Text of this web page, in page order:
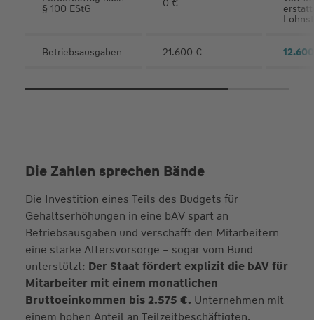
§ 100 EStG
0 €
Betriebsausgaben 21.600 €
Die Zahlen sprechen Bände
Die Investition eines Teils des Budgets für
Gehaltserhöhungen in eine bAV spart an
Betriebsausgaben und verschafft den Mitarbeitern
eine starke Altersvorsorge – sogar vom Bund
unterstützt: Der Staat fördert explizit die bAV für
Mitarbeiter mit einem monatlichen
Bruttoeinkommen bis 2.575 €. Unternehmen mit
einem hohen Anteil an Teilzeitbeschäftigten,